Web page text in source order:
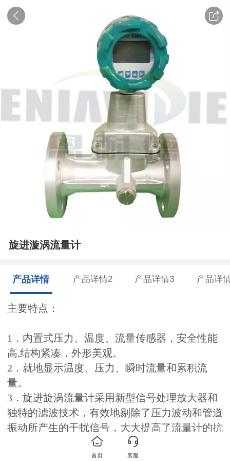
旋进漩涡流量计
产品详情 产品详情2 产品详情3 产品详
主要特点：
1
．内置式压力、温度、流量传感器，安全性能
高,结构紧凑，外形美观。
2 ．就地显示温度、压力、瞬时流量和累积流
量。
3 ． 旋进旋涡流量计采用新型信号处理放大器和
独特的滤波技术，有效地剔除了压力波动和管道
振动所产生的干扰信号，大大提高了流量计的抗
干扰能力，使小流量具有出色的稳定性。
特有时间显示及实时数据存储之功能，无论
首页 客服